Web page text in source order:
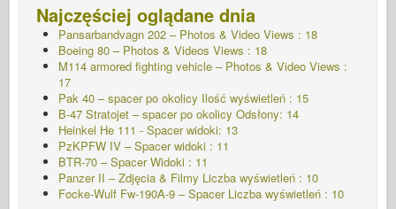
Najczęściej oglądane dnia
Pansarbandvagn 202 – Photos & Video Views : 18
Boeing 80 – Photos & Videos Views : 18
M114 armored fighting vehicle – Photos & Video Views :
17
Pak 40 – spacer po okolicy Ilość wyświetleń : 15
B-47 Stratojet – spacer po okolicy Odsłony: 14
Heinkel He 111 - Spacer widoki: 13
PzKPFW IV – Spacer widoki : 11
BTR-70 – Spacer Widoki : 11
Panzer II – Zdjęcia & Filmy Liczba wyświetleń : 10
Focke-Wulf Fw-190A-9 – SpacerLiczba wyświetleń : 10